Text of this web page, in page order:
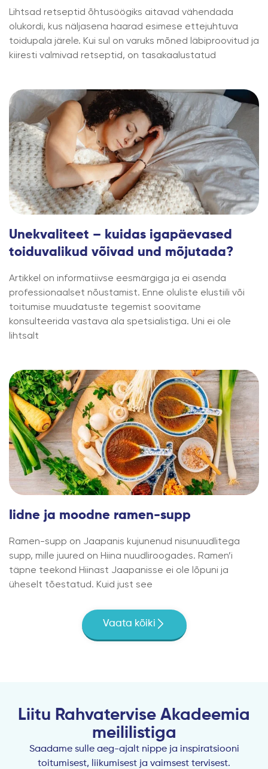
Lihtsad retseptid õhtusöögiks aitavad vähendada
olukordi, kus näljasena haarad esimese ettejuhtuva
toidupala järele. Kui sul on varuks mõned läbiproovitud ja
kiiresti valmivad retseptid, on tasakaalustatud
Unekvaliteet – kuidas igapäevased
toiduvalikud võivad und mõjutada?
Artikkel on informatiivse eesmärgiga ja ei asenda
professionaalset nõustamist. Enne oluliste elustiili või
toitumise muudatuste tegemist soovitame
konsulteerida vastava ala spetsialistiga. Uni ei ole
lihtsalt
Iidne ja moodne ramen-supp
Ramen-supp on Jaapanis kujunenud nisunuudlitega
supp, mille juured on Hiina nuudliroogades. Ramen’i
täpne teekond Hiinast Jaapanisse ei ole lõpuni ja
üheselt tõestatud. Kuid just see
Vaata kõiki
Liitu Rahvatervise Akadeemia
meililistiga
Saadame sulle aeg-ajalt nippe ja inspiratsiooni
toitumisest, liikumisest ja vaimsest tervisest.